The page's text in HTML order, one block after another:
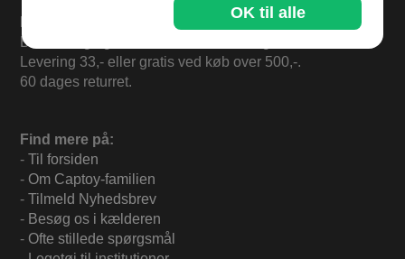
Bestil i dag og varerne sendes mandag.
Levering 33,- eller gratis ved køb over 500,-.
60 dages returret.
Find mere på:
- Til forsiden
- Om Captoy-familien
- Tilmeld Nyhedsbrev
- Besøg os i kælderen
- Ofte stillede spørgsmål
OK til alle